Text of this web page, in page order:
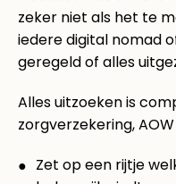
zeker niet als het te
iedere digital nomad
geregeld of alles
Alles uitzoeken is
zorgverzekering,
Zet op een rijtje